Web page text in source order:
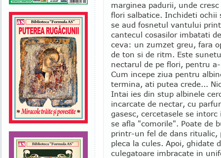
marginea padurii, unde
flori salbatice. Inchideti ochii
se aud fosnetul vantului
cantecul cosasilor imbatati
ceva: un zumzet greu, fara
de ton si de ritm. Este
nectarul de pe flori, pentru
Cum incepe ziua pentru
termina, ati putea crede...
Intai ies din stup albinele
incarcate de nectar, cu
gasesc, cercetasele se
se afla "comorile". Poate de
printr-un fel de dans ritualic,
pleca la cules. Apoi, ghidate
culegatoare imbracate in